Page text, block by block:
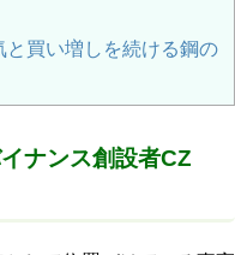
買い増しを続ける鋼の
ナンス創設者CZ